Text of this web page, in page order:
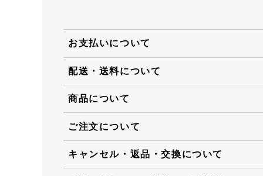
お支払いについて
配送・送料について
商品について
ご注文について
キャンセル・返品・交換について